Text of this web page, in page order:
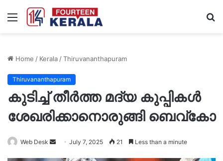
Menu
Home / Kerala/Thiruvananthapuram
Thiruvananthapuram
കുടിച്ച് തീർത്ത മദ്യ കുപ്പികള്‍
ശേഖരിക്കാനൊരുങ്ങി ബെവ്‌കോ
Web Desk
SendJuly 7, 2025 21 Less than a minute